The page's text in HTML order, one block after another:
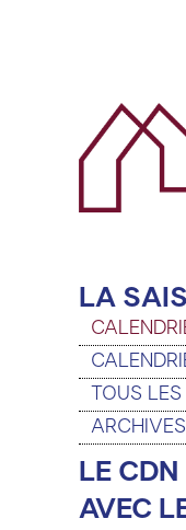
LA
TOUS
ARCHIVES
LE CDN
AVEC